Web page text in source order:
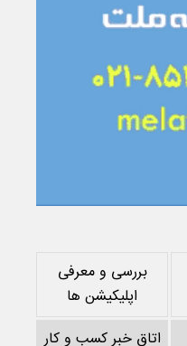
بررسی و معرفی
اپلیکیشن ها
اتاق خبر کسب و کار